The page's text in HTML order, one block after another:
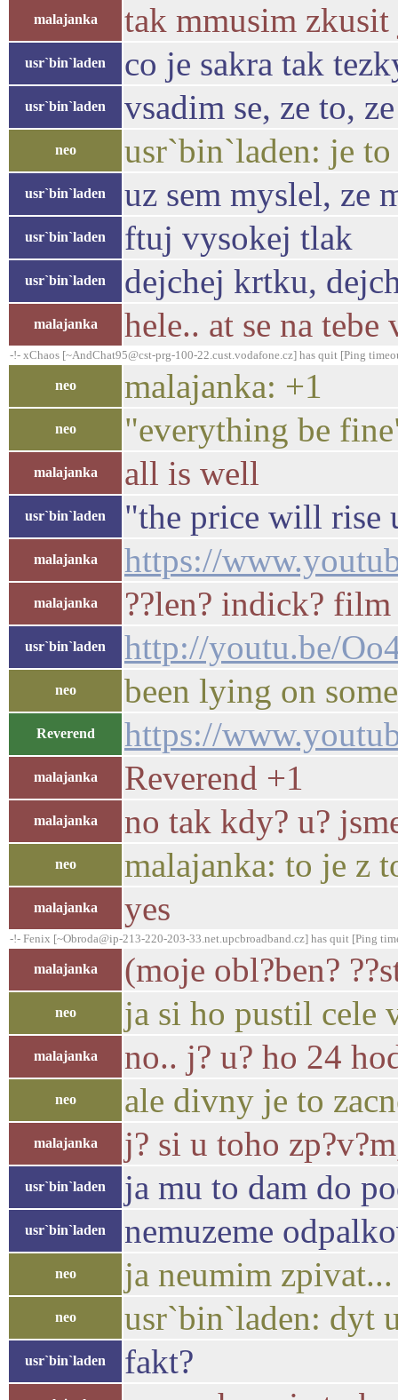
malajanka tak mmusim
usr`bin`laden co je sakra tak
usr`bin`laden vsadim se, ze to,
neo usr`bin`laden: je
usr`bin`laden uz sem myslel, ze
usr`bin`laden ftuj vysokej tlak
usr`bin`laden dejchej krtku,
malajanka hele.. at se na
-!- xChaos [~AndChat95@cst-prg-100-22.cust.vodafone.cz] has quit [Ping
neo malajanka: +1
neo "everything be
malajanka all is well
usr`bin`laden "the price will rise
malajanka https://
malajanka ??len? indick?
usr`bin`laden http://youtu.be/
neo been lying on
Reverend https://
malajanka Reverend +1
malajanka no tak kdy? u?
neo malajanka: to je z
malajanka yes
-!- Fenix [~Obroda@ip-213-220-203-33.net.upcbroadband.cz] has quit [Ping
malajanka (moje obl?ben?
neo ja si ho pustil cele
malajanka no.. j? u? ho 24
neo ale divny je to
malajanka j? si u toho
usr`bin`laden ja mu to dam do
usr`bin`laden nemuzeme
neo ja neumim
neo usr`bin`laden: dyt
usr`bin`laden fakt?